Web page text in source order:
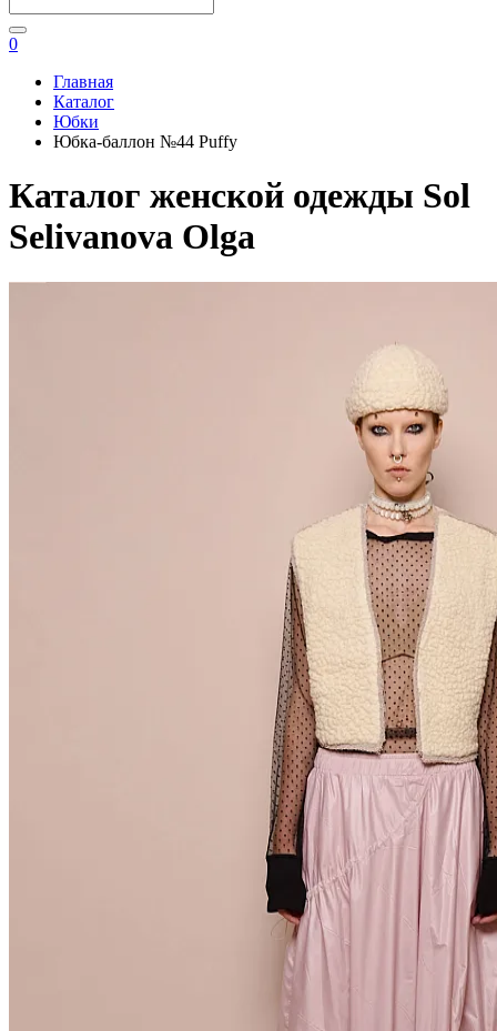
0
Главная
Каталог
Юбки
Юбка-баллон №44 Puffy
Каталог женской одежды Sol
Selivanova Olga